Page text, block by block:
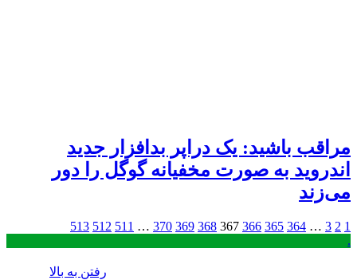
مراقب باشید: یک دراپر بدافزار جدید
اندروید به صورت مخفیانه گوگل را دور
می‌زند
1
2
3
…
364
365
366
367
368
369
370
…
511
512
513
.
رفتن به بالا